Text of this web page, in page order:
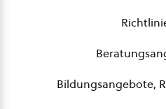
Bildungsangebote,